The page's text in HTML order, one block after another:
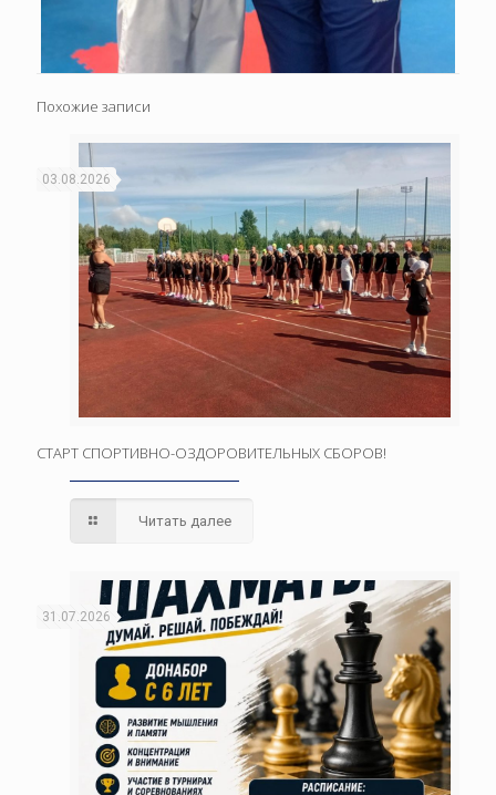
Похожие записи
03.08.2026
СТАРТ СПОРТИВНО-ОЗДОРОВИТЕЛЬНЫХ СБОРОВ!
Читать далее
31.07.2026